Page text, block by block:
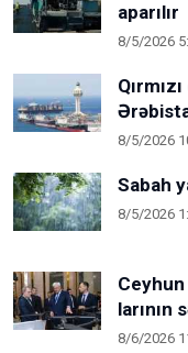
aparılır
8/5/2026
8/5/2026
Sabah
8/5/2026
larının
8/6/2026